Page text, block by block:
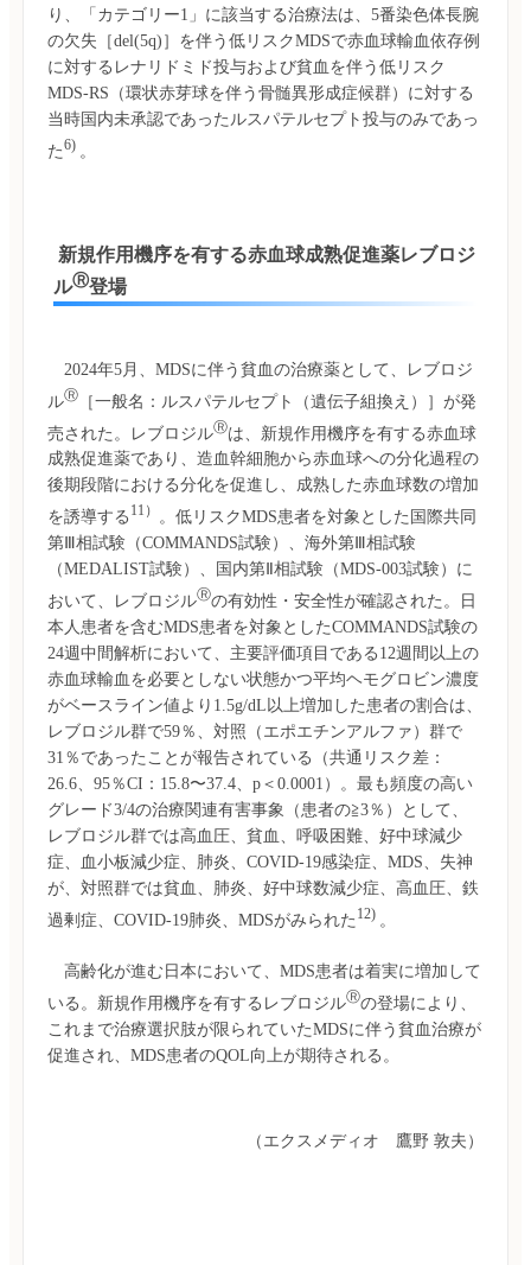
り、「カテゴリー1」に該当する治療法は、5番染色体長腕
の欠失［del(5q)］を伴う低リスクMDSで赤血球輸血依存例
に対するレナリドミド投与および貧血を伴う低リスク
MDS-RS（環状赤芽球を伴う骨髄異形成症候群）に対する
当時国内未承認であったルスパテルセプト投与のみであっ
た6)
ルⓇ登場
2024年5月、MDSに伴う貧血の治療薬として、レブロジ
ルⓇ ［一般名：ルスパテルセプト（遺伝子組換え）］が発
売された。レブロジルⓇは、新規作用機序を有する赤血球
成熟促進薬であり、造血幹細胞から赤血球への分化過程の
後期段階における分化を促進し、成熟した赤血球数の増加
を誘導する 11） 。低リスクMDS患者を対象とした国際共同
第Ⅲ相試験（COMMANDS試験）、海外第Ⅲ相試験
（MEDALIST試験）、国内第Ⅱ相試験（MDS-003試験）に
おいて、レブロジルⓇの有効性・安全性が確認された。日
本人患者を含むMDS患者を対象としたCOMMANDS試験の
24週中間解析において、主要評価項目である12週間以上の
赤血球輸血を必要としない状態かつ平均ヘモグロビン濃度
がベースライン値より1.5g/dL以上増加した患者の割合は、
レブロジル群で59％、対照（エポエチンアルファ）群で
31％であったことが報告されている（共通リスク差：
26.6、95％CI：15.8〜37.4、p＜0.0001）。最も頻度の高い
グレード3/4の治療関連有害事象（患者の≧3％）として、
レブロジル群では高血圧、貧血、呼吸困難、好中球減少
症、血小板減少症、肺炎、COVID-19感染症、MDS、失神
が、対照群では貧血、肺炎、好中球数減少症、高血圧、鉄
過剰症、COVID-19肺炎、MDSがみられた 12) 。
高齢化が進む日本において、MDS患者は着実に増加して
いる。新規作用機序を有するレブロジルⓇの登場により、
これまで治療選択肢が限られていたMDSに伴う貧血治療が
（エクスメディオ　鷹野 敦夫）